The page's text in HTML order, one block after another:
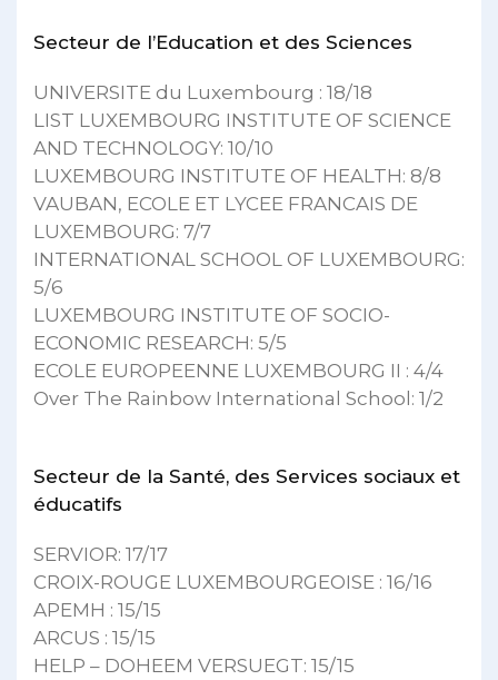
Secteur de l’Education et des Sciences
UNIVERSITE du Luxembourg : 18/18
LIST LUXEMBOURG INSTITUTE OF SCIENCE
AND TECHNOLOGY: 10/10
LUXEMBOURG INSTITUTE OF HEALTH: 8/8
VAUBAN, ECOLE ET LYCEE FRANCAIS DE
LUXEMBOURG: 7/7
INTERNATIONAL SCHOOL OF LUXEMBOURG:
5/6
LUXEMBOURG INSTITUTE OF SOCIO-
ECONOMIC RESEARCH: 5/5
ECOLE EUROPEENNE LUXEMBOURG II : 4/4
Over The Rainbow International School: 1/2
Secteur de la Santé, des Services sociaux et
éducatifs
SERVIOR: 17/17
CROIX-ROUGE LUXEMBOURGEOISE : 16/16
APEMH : 15/15
ARCUS : 15/15
HELP – DOHEEM VERSUEGT: 15/15